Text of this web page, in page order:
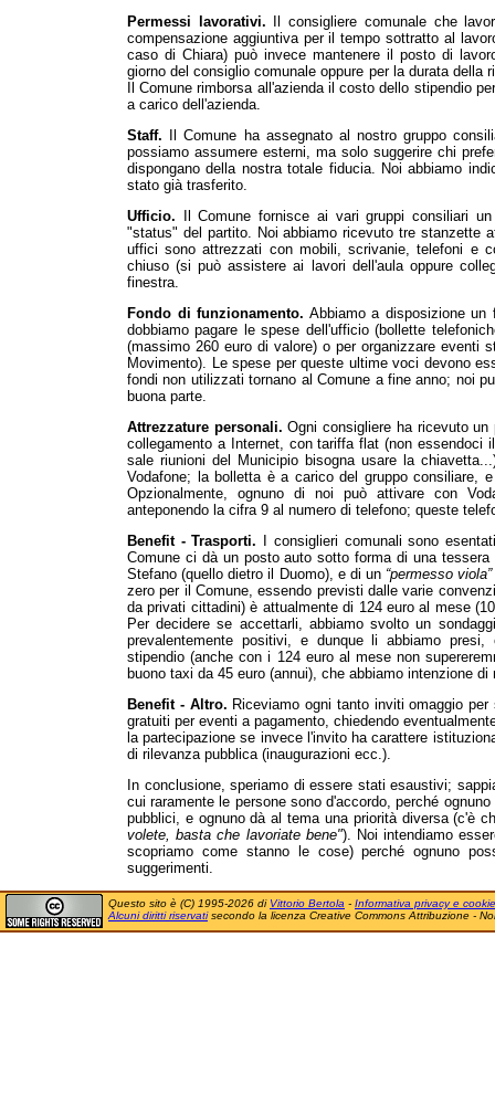
Permessi lavorativi. Il consigliere comunale che
compensazione aggiuntiva per il tempo sottratto al
caso di Chiara) può invece mantenere il posto di
giorno del consiglio comunale oppure per la durata
Il Comune rimborsa all'azienda il costo dello stipendio
a carico dell'azienda.
Staff. Il Comune ha assegnato al nostro gruppo
possiamo assumere esterni, ma solo suggerire chi
dispongano della nostra totale fiducia. Noi abbiamo
stato già trasferito.
Ufficio. Il Comune fornisce ai vari gruppi consiliari
"status" del partito. Noi abbiamo ricevuto tre stanzette
uffici sono attrezzati con mobili, scrivanie, telefoni e
chiuso (si può assistere ai lavori dell'aula oppure
finestra.
Fondo di funzionamento. Abbiamo a disposizione
dobbiamo pagare le spese dell'ufficio (bollette
(massimo 260 euro di valore) o per organizzare eventi
Movimento). Le spese per queste ultime voci devono
fondi non utilizzati tornano al Comune a fine anno; noi
buona parte.
Attrezzature personali. Ogni consigliere ha ricevuto
collegamento a Internet, con tariffa flat (non essendoci
sale riunioni del Municipio bisogna usare la
Vodafone; la bolletta è a carico del gruppo consiliare,
Opzionalmente, ognuno di noi può attivare con
anteponendo la cifra 9 al numero di telefono; queste
Benefit - Trasporti. I consiglieri comunali sono
Comune ci dà un posto auto sotto forma di una
Stefano (quello dietro il Duomo), e di un “permesso viola”
zero per il Comune, essendo previsti dalle varie
da privati cittadini) è attualmente di 124 euro al mese
Per decidere se accettarli, abbiamo svolto un
prevalentemente positivi, e dunque li abbiamo presi,
stipendio (anche con i 124 euro al mese non
buono taxi da 45 euro (annui), che abbiamo intenzione di
Benefit - Altro. Riceviamo ogni tanto inviti omaggio
gratuiti per eventi a pagamento, chiedendo
la partecipazione se invece l'invito ha carattere
di rilevanza pubblica (inaugurazioni ecc.).
In conclusione, speriamo di essere stati esaustivi;
cui raramente le persone sono d'accordo, perché
pubblici, e ognuno dà al tema una priorità diversa (c'è
volete, basta che lavoriate bene"). Noi intendiamo
scopriamo come stanno le cose) perché ognuno
suggerimenti.
Questo sito è (C) 1995-2026 di Vittorio Bertola - Informativa privacy e cookie
Alcuni diritti riservatisecondo la licenza Creative Commons Attribuzione -